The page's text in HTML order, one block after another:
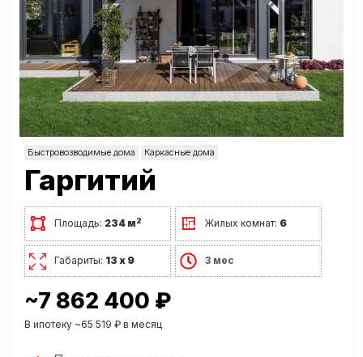
Быстровозводимые дома Каркасные дома
Гаргитий
Площадь: 234 м2 Жилых комнат: 6
Габариты: 13 х 9 3 мес
~7 862 400 ₽
В ипотеку ~65 519 ₽ в месяц